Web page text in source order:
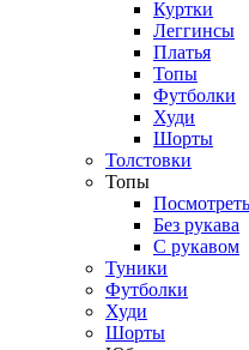
Куртки
Леггинсы
Платья
Топы
Футболки
Худи
Шорты
Толстовки
Топы
Без рукава
С рукавом
Туники
Футболки
Худи
Шорты